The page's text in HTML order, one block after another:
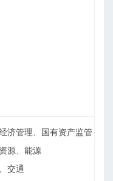
济管理、国有资产监管
源、能源
交通